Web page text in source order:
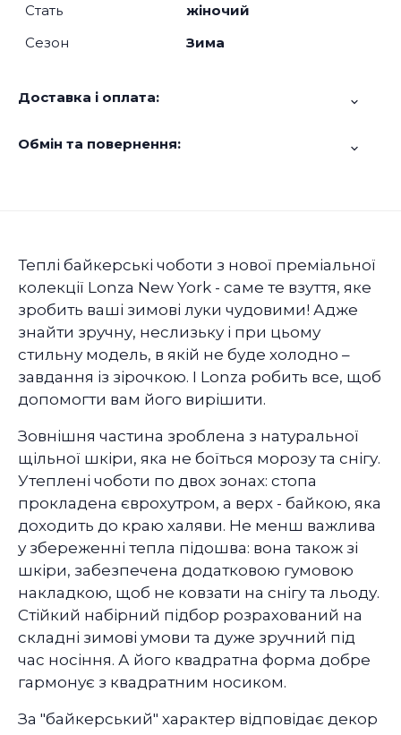
Стать
жіночий
Сезон
Зима
Доставка і оплата:
Обмін та повернення:
Теплі байкерські чоботи з нової преміальної
колекції Lonza New York - саме те взуття, яке
зробить ваші зимові луки чудовими! Адже
знайти зручну, неслизьку і при цьому
стильну модель, в якій не буде холодно –
завдання із зірочкою. І Lonza робить все, щоб
допомогти вам його вирішити.
Зовнішня частина зроблена з натуральної
щільної шкіри, яка не боїться морозу та снігу.
Утеплені чоботи по двох зонах: стопа
прокладена єврохутром, а верх - байкою, яка
доходить до краю халяви. Не менш важлива
у збереженні тепла підошва: вона також зі
шкіри, забезпечена додатковою гумовою
накладкою, щоб не ковзати на снігу та льоду.
Стійкий набірний підбор розрахований на
складні зимові умови та дуже зручний під
час носіння. А його квадратна форма добре
гармонує з квадратним носиком.
За "байкерський" характер відповідає декор